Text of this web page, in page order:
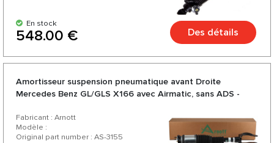
En stock
548.00 € Des détails
Amortisseur suspension pneumatique avant Droite
Mercedes Benz GL/GLS X166 avec Airmatic, sans ADS -
Fabricant : Arnott
Modèle :
Original part number : AS-3155